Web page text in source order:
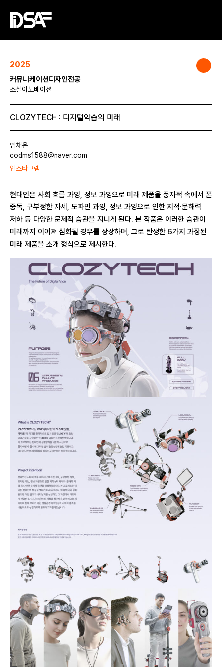
2025
커뮤니케이션디자인전공
소셜이노베이션
CLOZYTECH : 디지털악습의 미래
엄채은
codms1588@naver.com
인스타그램
현대인은 사회 흐름 과잉, 정보 과잉으로 미래 제품을 풍자적 속에서 폰
중독, 구부정한 자세, 도파민 과잉, 정보 과잉으로 인한 지적·문해력
저하 등 다양한 문제적 습관을 지니게 된다. 본 작품은 이러한 습관이
미래까지 이어져 심화될 경우를 상상하며, 그로 탄생한 6가지 과장된
미래 제품을 소개 형식으로 제시한다.